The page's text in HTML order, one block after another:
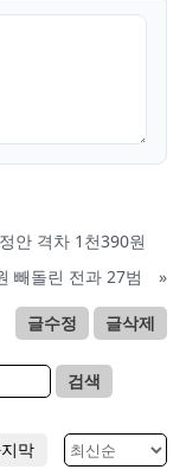
안 격차 1천390원
빼돌린 전과 27범
»
글수정 글삭제
검색
막